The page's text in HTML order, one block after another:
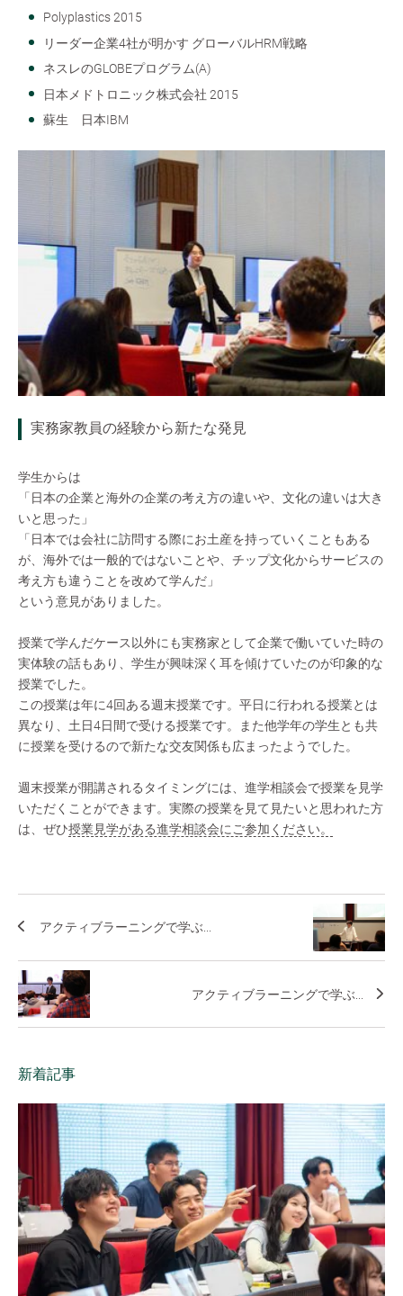
Polyplastics 2015
リーダー企業4社が明かす グローバルHRM戦略
ネスレのGLOBEプログラム(A)
日本メドトロニック株式会社 2015
蘇生 日本IBM
実務家教員の経験から新たな発見
学生からは
「日本の企業と海外の企業の考え方の違いや、文化の違いは大き
いと思った」
「日本では会社に訪問する際にお土産を持っていくこともある
が、海外では一般的ではないことや、チップ文化からサービスの
考え方も違うことを改めて学んだ」
という意見がありました。
授業で学んだケース以外にも実務家として企業で働いていた時の
実体験の話もあり、学生が興味深く耳を傾けていたのが印象的な
授業でした。
この授業は年に4回ある週末授業です。平日に行われる授業とは
異なり、土日4日間で受ける授業です。また他学年の学生とも共
に授業を受けるので新たな交友関係も広まったようでした。
週末授業が開講されるタイミングには、進学相談会で授業を見学
いただくことができます。実際の授業を見て見たいと思われた方
は、ぜひ授業見学がある進学相談会にご参加ください。
アクティブラーニングで学ぶ...
アクティブラーニングで学ぶ...
新着記事